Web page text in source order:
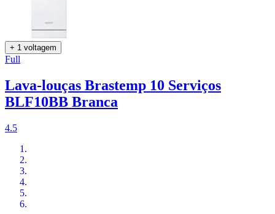
+ 1 voltagem
Full
Lava-louças Brastemp 10 Serviços
BLF10BB Branca
4.5